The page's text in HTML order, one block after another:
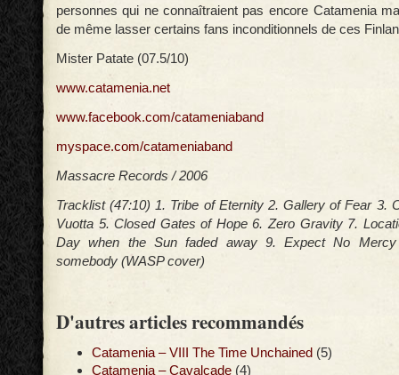
personnes qui ne connaîtraient pas encore Catamenia
de même lasser certains fans inconditionnels de ces
Mister Patate (07.5/10)
www.catamenia.net
www.facebook.com/catameniaband
myspace.com/catameniaband
Massacre Records / 2006
Tracklist (47:10) 1. Tribe of Eternity 2. Gallery of Fear 3.
Vuotta 5. Closed Gates of Hope 6. Zero Gravity 7.
Day when the Sun faded away 9. Expect No
somebody (WASP cover)
D'autres articles recommandés
Catamenia – VIII The Time Unchained (5)
Catamenia – Cavalcade (4)